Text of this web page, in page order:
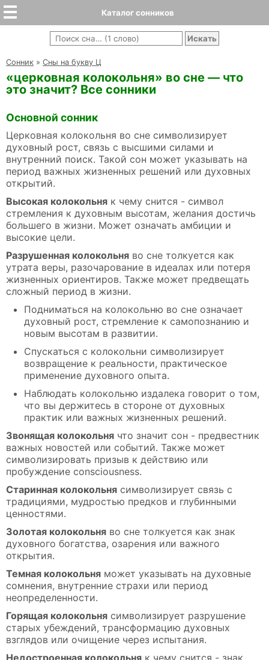
Каталог сонников
Cонник » Сны на букву Ц
«церковная колокольня» во сне — что
это значит? Все сонники
Основной сонник
Церковная колокольня во сне символизирует
духовный рост, связь с высшими силами и
внутренний поиск. Такой сон может указывать на
период важных жизненных решений или духовных
открытий.
Высокая колокольня к чему снится - символ
стремления к духовным высотам, желания достичь
большего в жизни. Может означать амбиции и
высокие цели.
Разрушенная колокольня во сне толкуется как
утрата веры, разочарование в идеалах или потеря
жизненных ориентиров. Также может предвещать
сложный период в жизни.
Подниматься на колокольню во сне означает
духовный рост, стремление к самопознанию и
новым высотам в развитии.
Спускаться с колокольни символизирует
возвращение к реальности, практическое
применение духовного опыта.
Наблюдать колокольню издалека говорит о том,
что вы держитесь в стороне от духовных
практик или важных жизненных решений.
Звонящая колокольня что значит сон - предвестник
важных новостей или событий. Также может
символизировать призыв к действию или
пробуждение consciousness.
Старинная колокольня символизирует связь с
традициями, мудростью предков и глубинными
ценностями.
Золотая колокольня во сне толкуется как знак
духовного богатства, озарения или важного
открытия.
Темная колокольня может указывать на духовные
сомнения, внутренние страхи или период
неопределенности.
Горящая колокольня символизирует разрушение
старых убеждений, трансформацию духовных
взглядов или очищение через испытания.